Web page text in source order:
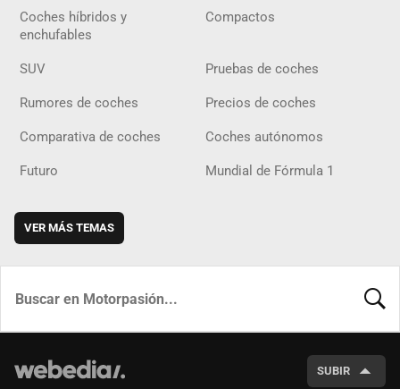
Coches híbridos y
enchufables
Compactos
SUV Pruebas de coches
Rumores de coches Precios de coches
Comparativa de coches Coches autónomos
Futuro Mundial de Fórmula 1
VER MÁS TEMAS
SUBIR